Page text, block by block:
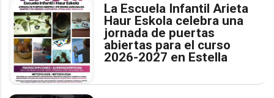
La Escuela Infantil Arieta
Haur Eskola celebra una
jornada de puertas
abiertas para el curso
2026-2027 en Estella